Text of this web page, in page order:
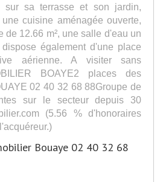
sur sa terrasse et son jardin,
cuisine aménagée ouverte,
de 12.66 m², une salle d'eau un
également d'une place
aérienne. A visiter sans
BOAYE2 places des
02 40 32 68 88Groupe de
sur le secteur depuis 30
(5.56 % d'honoraires
Bouaye 02 40 32 68